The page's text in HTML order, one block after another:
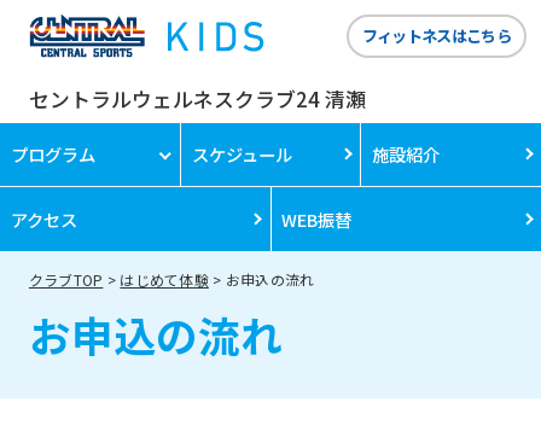
セントラルウェルネスクラブ24 清瀬
フィットネスはこちら
プログラム スケジュール 施設紹介
アクセス WEB振替
クラブTOP はじめて体験 お申込の流れ
お申込の流れ